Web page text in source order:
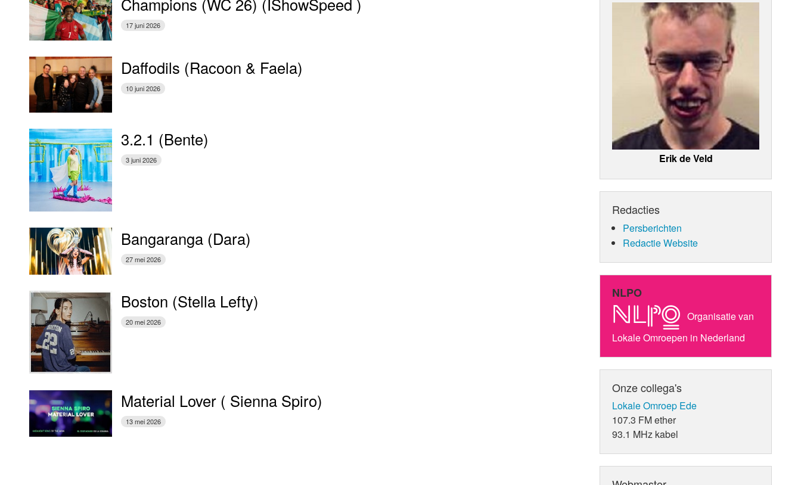
Champions (WC 26) (IShowSpeed )
17 juni 2026
Daffodils (Racoon & Faela)
10 juni 2026
3.2.1 (Bente)
3 juni 2026
Bangaranga (Dara)
27 mei 2026
Boston (Stella Lefty)
20 mei 2026
Material Lover ( Sienna Spiro)
13 mei 2026
Erik de Veld
Redacties
Persberichten
Redactie Website
NLPO
Organisatie van
Lokale Omroepen in Nederland
Onze collega's
Lokale Omroep Ede
107.3 FM ether
93.1 MHz kabel